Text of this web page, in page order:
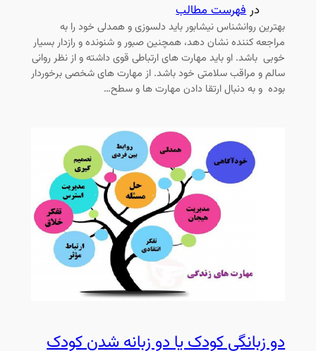
درفهرست مطالب
بهترین روانشناس نیشابور باید دلسوزی و همدلی خود را به
مراجعه کننده نشان دهد، همچنین صبور و شنونده و رازدار بسیار
خوبی باشد. او باید مهارت های ارتباطی قوی داشته و از نظر روانی
سالم و مراقب سلامتی خود باشد. از مهارت های شخصی برخوردار
بوده و به دنبال ارتقا دادن مهارت ها و سطح…
دو زبانگی کودک یا دو زبانه شدن کودک